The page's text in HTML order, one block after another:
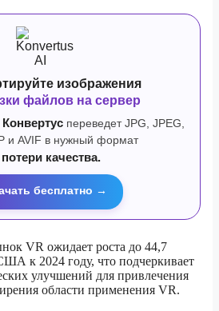
изображения
файлов на сервер
Конвертуспереведет JPG, JPEG,
и AVIF в нужный формат
качества.
бесплатно →
VR ожидает роста до 44,7
к 2024 году, что подчеркивает
улучшений для привлечения
области применения VR.